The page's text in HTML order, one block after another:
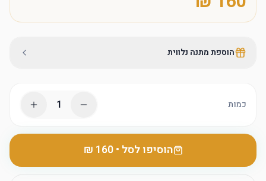
הוספת מתנה נלווית
כמות 1
הוסיפו לסל •
‏160 ₪